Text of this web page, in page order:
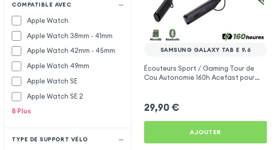
COMPATIBLE AVEC
Apple Watch
Apple Watch 38mm - 41mm
Apple Watch 42mm - 45mm
Apple Watch 49mm
Apple Watch SE
Apple Watch SE 2
8 Plus
TYPE DE SUPPORT VÉLO
SAMSUNG GALAXY TAB E 9.6
Écouteurs Sport / Gaming Tour de
Cou Autonomie 160h Acefast pour
29,90 €
AJOUTER